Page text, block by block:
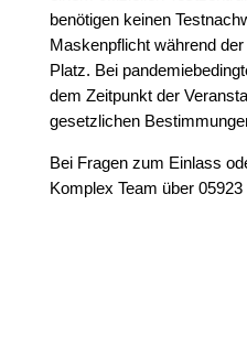
benötigen keinen
Maskenpflicht während
Platz. Bei
dem Zeitpunkt der
gesetzlichen
Bei Fragen zum Einlass
Komplex Team über 05923